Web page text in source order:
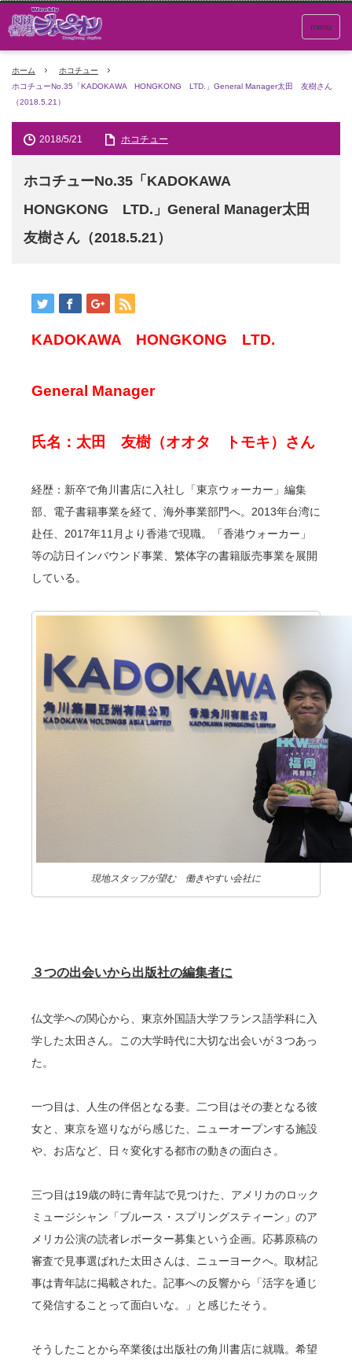
menu
ホーム
ホコチュー
ホコチューNo.35「KADOKAWA HONGKONG LTD.」General Manager太田 友樹さん
（2018.5.21）
2018/5/21 ホコチュー
ホコチューNo.35「KADOKAWA
HONGKONG LTD.」General Manager太田
友樹さん（2018.5.21）
KADOKAWA HONGKONG LTD.
General Manager
氏名：太田 友樹（オオタ トモキ）さん
経歴：新卒で角川書店に入社し「東京ウォーカー」編集
部、電子書籍事業を経て、海外事業部門へ。2013年台湾に
赴任、2017年11月より香港で現職。「香港ウォーカー」
等の訪日インバウンド事業、繁体字の書籍販売事業を展開
している。
現地スタッフが望む 働きやすい会社に
３つの出会いから出版社の編集者に
仏文学への関心から、東京外国語大学フランス語学科に入
学した太田さん。この大学時代に大切な出会いが３つあっ
た。
一つ目は、人生の伴侶となる妻。二つ目はその妻となる彼
女と、東京を巡りながら感じた、ニューオープンする施設
や、お店など、日々変化する都市の動きの面白さ。
三つ目は19歳の時に青年誌で見つけた、アメリカのロック
ミュージシャン「ブルース・スプリングスティーン」のア
メリカ公演の読者レポーター募集という企画。応募原稿の
審査で見事選ばれた太田さんは、ニューヨークへ。取材記
事は青年誌に掲載された。記事への反響から「活字を通じ
て発信することって面白いな。」と感じたそう。
そうしたことから卒業後は出版社の角川書店に就職。希望